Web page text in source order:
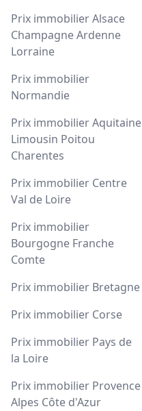
Prix immobilier Alsace
Champagne Ardenne
Lorraine
Prix immobilier
Normandie
Prix immobilier Aquitaine
Limousin Poitou
Charentes
Prix immobilier Centre
Val de Loire
Prix immobilier
Bourgogne Franche
Comte
Prix immobilier Bretagne
Prix immobilier Corse
Prix immobilier Pays de
la Loire
Prix immobilier Provence
Alpes Côte d'Azur